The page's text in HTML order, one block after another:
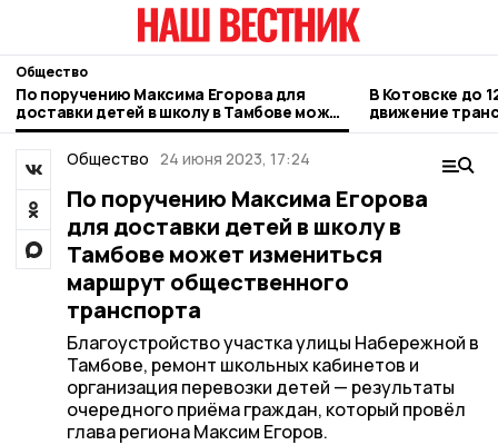
Общество
По поручению Максима Егорова для
доставки детей в школу в Тамбове может
измениться маршрут общественного
транспорта
В Котовске до
движение
Новой
Общество 24 июня 2023, 17:24
По поручению Максима Егорова
для доставки детей в школу в
Тамбове может измениться
маршрут общественного
транспорта
Благоустройство участка улицы Набережной в
Тамбове, ремонт школьных кабинетов и
организация перевозки детей — результаты
очередного приёма граждан, который провёл
глава региона Максим Егоров.